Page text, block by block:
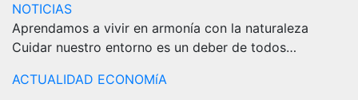
NOTICIAS
Aprendamos a vivir en armonía con la naturaleza
Cuidar nuestro entorno es un deber de todos…
ACTUALIDAD ECONOMíA